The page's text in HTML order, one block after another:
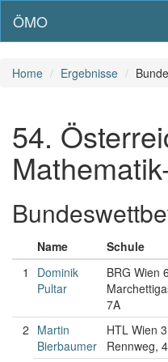
ÖMO
Home Ergebnisse
54.
Name Schule
1
Dominik
Pultar
BRG Wien
7A
2 Martin
Bierbaumer
HTL Wien
Rennweg,